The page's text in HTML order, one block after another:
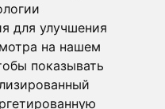
для улучшения
на нашем
показывать
.